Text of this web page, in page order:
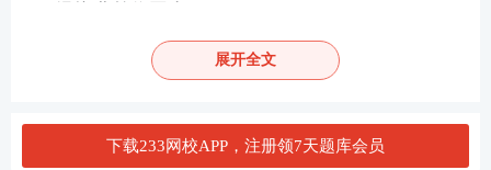
(五)按规定参加继续 教育学习。
(一)不具有完全民事行为能力的;
展开全文
下载233网校APP，注册领7天题库会员